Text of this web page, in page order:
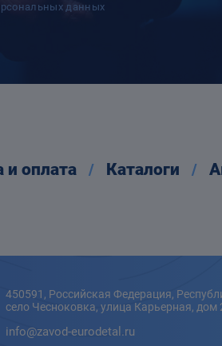
данных
и оплата Каталоги
450591, Российская Федерация,
село Чесноковка, улица Карьерная, дом
info@zavod-eurodetal.ru